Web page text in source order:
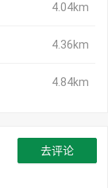
4.04km
4.36km
4.84km
去评论